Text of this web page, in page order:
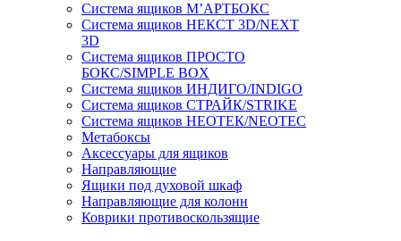
Система ящиков М’АРТБОКС
Система ящиков НЕКСТ 3D/NEXT
3D
Система ящиков ПРОСТО
БОКС/SIMPLE BOX
Система ящиков ИНДИГО/INDIGO
Система ящиков СТРАЙК/STRIKE
Система ящиков НЕОТЕК/NEOTEC
Метабоксы
Аксессуары для ящиков
Направляющие
Ящики под духовой шкаф
Направляющие для колонн
Коврики противоскользящие